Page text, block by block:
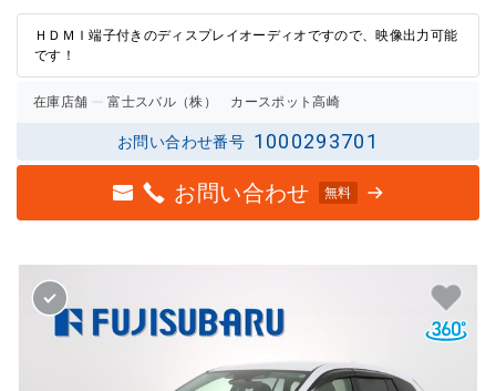
ＨＤＭＩ端子付きのディスプレイオーディオですので、映像出力可能
です！
在庫店舗 富士スバル（株） カースポット高崎
お問い合わせ番号 1000293701
お問い合わせ 無料